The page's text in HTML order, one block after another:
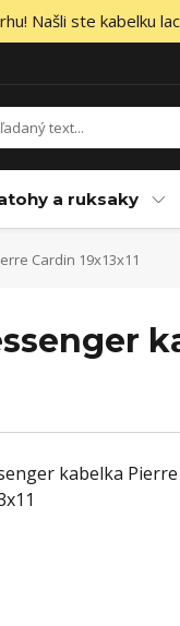
Našli ste kabelku
a ruksaky
Cardin 19x13x11